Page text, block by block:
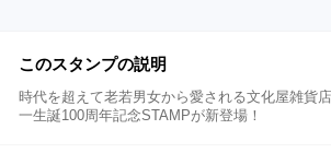
このスタンプの説明
時代を超えて老若男女から愛される文化屋雑貨
一生誕100周年記念STAMPが新登場！